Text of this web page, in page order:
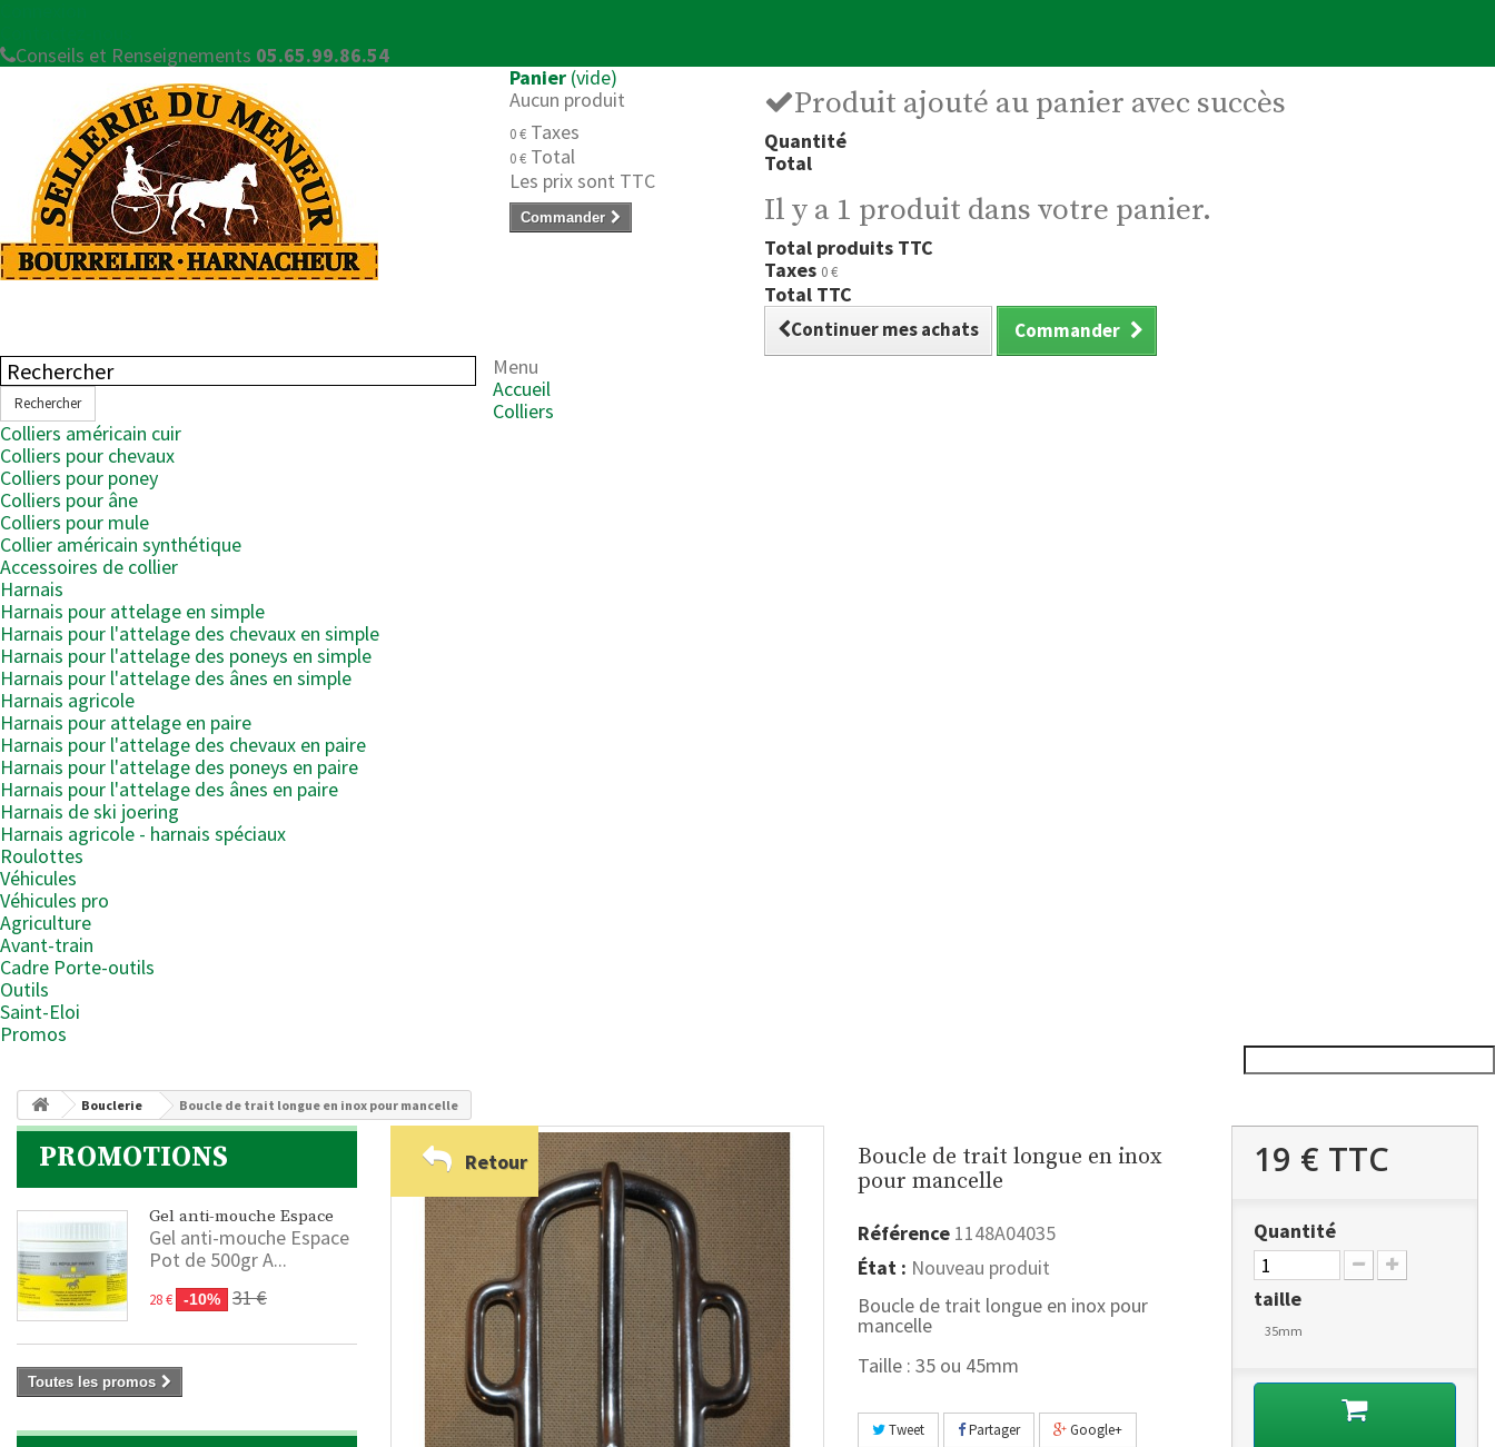
Conseils et Renseignements 05.65.99.86.54
Panier (vide)
Aucun produit
0 € Taxes
0 € Total
Les prix sont TTC
Commander
Produit ajouté au panier avec succès
Quantité
Total
Il y a 1 produit dans votre panier.
Total produits TTC
Taxes 0 €
Total TTC
Continuer mes achats Commander
Rechercher
Menu
Accueil
Colliers
Colliers américain cuir
Colliers pour chevaux
Colliers pour poney
Colliers pour âne
Colliers pour mule
Collier américain synthétique
Accessoires de collier
Harnais
Harnais pour attelage en simple
Harnais pour l'attelage des chevaux en simple
Harnais pour l'attelage des poneys en simple
Harnais pour l'attelage des ânes en simple
Harnais agricole
Harnais pour attelage en paire
Harnais pour l'attelage des chevaux en paire
Harnais pour l'attelage des poneys en paire
Harnais pour l'attelage des ânes en paire
Harnais de ski joering
Harnais agricole - harnais spéciaux
Roulottes
Véhicules
Véhicules pro
Agriculture
Avant-train
Cadre Porte-outils
Outils
Saint-Eloi
Promos
Bouclerie Boucle de trait longue en inox pour mancelle
PROMOTIONS
Gel anti-mouche Espace
Gel anti-mouche Espace
Pot de 500gr A...
28 € -10% 31 €
Toutes les promos
Retour
Boucle de trait longue en inox
pour mancelle
Référence 1148A04035
État : Nouveau produit
Boucle de trait longue en inox pour
mancelle
Taille : 35 ou 45mm
Tweet Partager
Google+
19 € TTC
Quantité
taille
35mm